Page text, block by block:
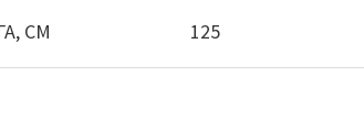
СМ 125